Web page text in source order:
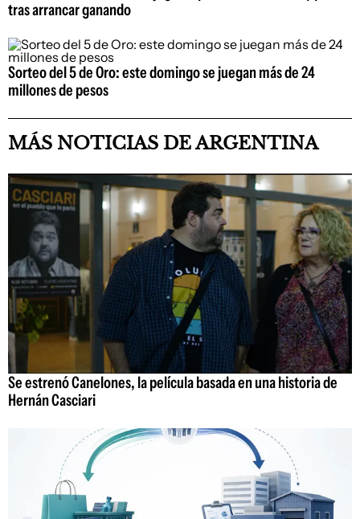
tras arrancar ganando
Sorteo del 5 de Oro: este domingo se juegan más de 24
millones de pesos
MÁS NOTICIAS DE ARGENTINA
Se estrenó Canelones, la película basada en una historia de
Hernán Casciari